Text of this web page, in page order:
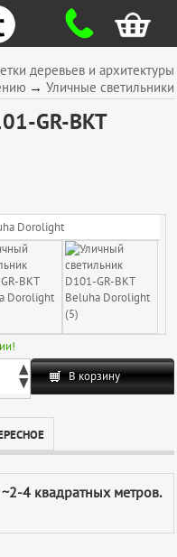
деревьев и архитектуры
→ Уличные светильники
GR-BKT
В корзину
4 квадратных метров.